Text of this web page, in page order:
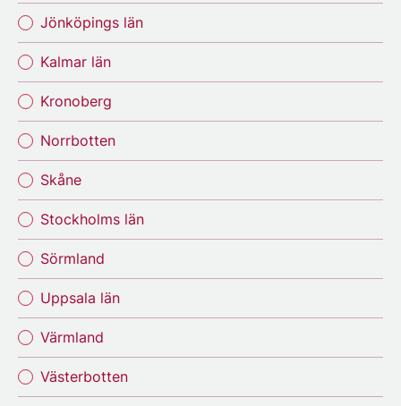
Jönköpings län
Kalmar län
Kronoberg
Norrbotten
Skåne
Stockholms län
Sörmland
Uppsala län
Värmland
Västerbotten